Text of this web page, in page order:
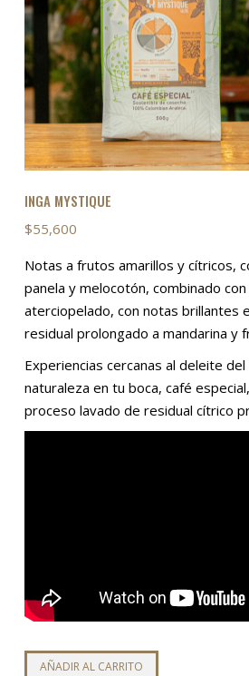
la
página
de
producto
INGA MYSTIQUE
$55,600
Notas a frutos amarillos y cítricos,
panela y melocotón, combinado
aterciopelado, con notas brillantes
residual prolongado a mandarina y
Experiencias cercanas al deleite
naturaleza en tu boca, café
proceso lavado de residual cítrico
AÑADIR AL CARRITO